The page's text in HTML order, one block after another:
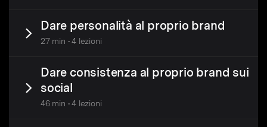
Dare personalità al proprio brand
27 min • 4 lezioni
Dare consistenza al proprio brand sui
social
46 min • 4 lezioni